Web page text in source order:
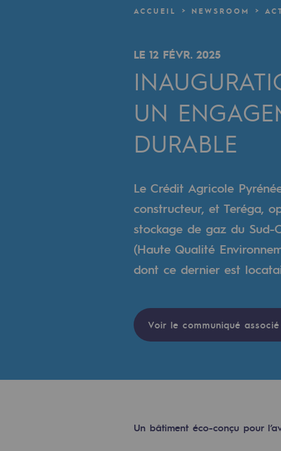
Un réseau local et européen
Une organisation
Transversalité et Collaboratif
Notre culture et nos valeurs
Notre organisation
Notre organisation
Publications institutionnelles
Les énergies d'avenir
ACCUEIL NEWSROOM
LE 12 FÉVR. 2025
UN
DURABLE
Le Crédit Agricole
constructeur, et Teréga,
stockage de gaz du Sud-
(Haute Qualité
dont ce dernier est
Voir le communiqué associé
Un bâtiment éco-conçu pour